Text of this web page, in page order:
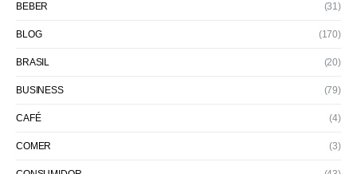
BEBER (31)
BLOG (170)
BRASIL (20)
BUSINESS (79)
CAFÉ (4)
COMER (3)